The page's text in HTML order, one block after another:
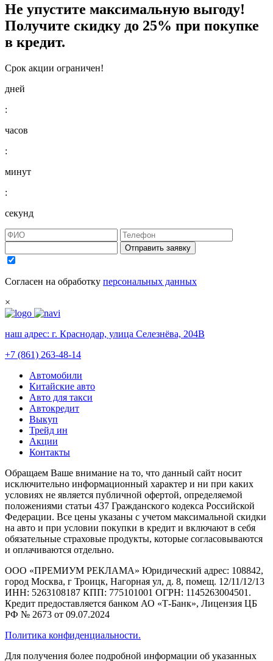
Не упустите максимальную выгоду!
Получите скидку до 25% при покупке
в кредит.
Срок акции ограничен!
дней
:
часов
:
минут
:
секунд
Отправить заявку
Согласен на обработку персональных данных
×
наш адрес: г. Краснодар, улица Селезнёва, 204В
+7 (861) 263-48-14
Автомобили
Китайские авто
Авто для такси
Автокредит
Выкуп
Трейд ин
Акции
Контакты
Обращаем Ваше внимание на то, что данный сайт носит
исключительно информационный характер и ни при каких
условиях не является публичной офертой, определяемой
положениями статьи 437 Гражданского кодекса Российской
Федерации. Все цены указаны с учетом максимальной скидки
на авто и при условии покупки в кредит и включают в себя
обязательные страховые продукты, которые согласовываются
и оплачиваются отдельно.
ООО «ПРЕМИУМ РЕКЛАМА» Юридический адрес: 108842,
город Москва, г Троицк, Нагорная ул, д. 8, помещ. 12/11/12/13
ИНН: 5263108187 КПП: 775101001 ОГРН: 1145263004501.
Кредит предоставляется банком АО «Т-Банк», Лицензия ЦБ
РФ № 2673 от 09.07.2024
Политика конфиденциальности.
Для получения более подробной информации об указанных